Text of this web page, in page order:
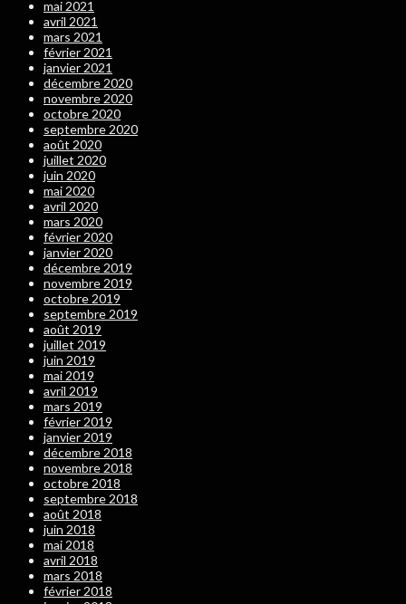
mai 2021
avril 2021
mars 2021
février 2021
janvier 2021
décembre 2020
novembre 2020
octobre 2020
septembre 2020
août 2020
juillet 2020
juin 2020
mai 2020
avril 2020
mars 2020
février 2020
janvier 2020
décembre 2019
novembre 2019
octobre 2019
septembre 2019
août 2019
juillet 2019
juin 2019
mai 2019
avril 2019
mars 2019
février 2019
janvier 2019
décembre 2018
novembre 2018
octobre 2018
septembre 2018
août 2018
juin 2018
mai 2018
avril 2018
mars 2018
février 2018